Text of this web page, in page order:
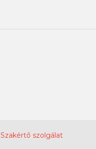
Szakértő szolgálat